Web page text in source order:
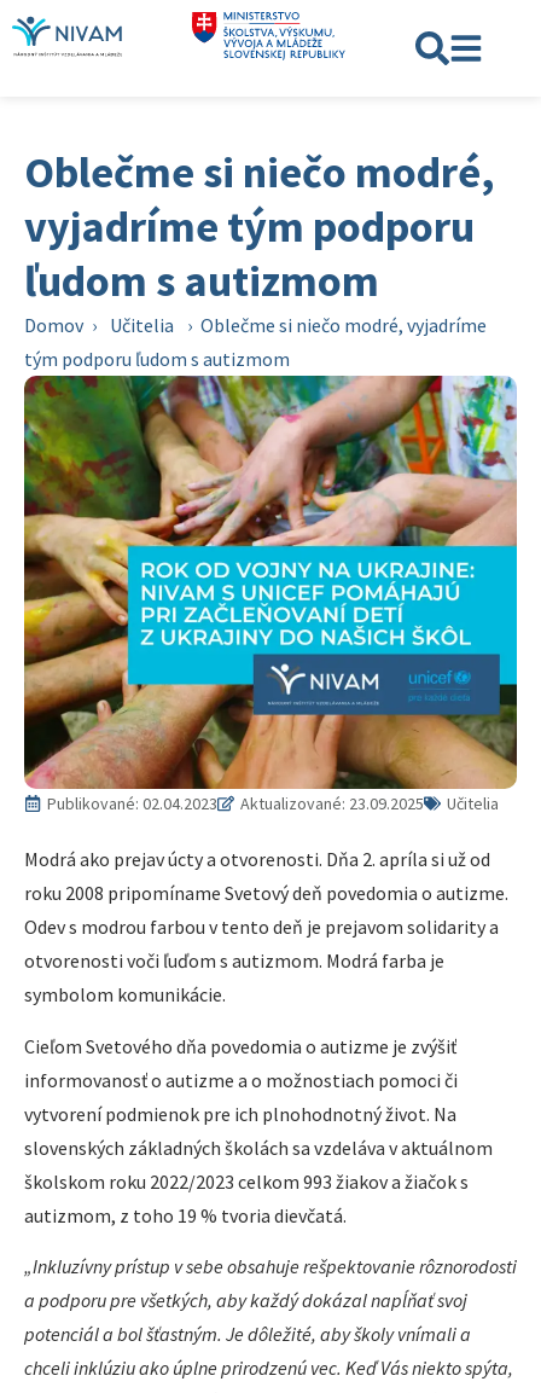
Oblečme si niečo modré,
vyjadríme tým podporu
ľudom s autizmom
Domov › Učitelia › Oblečme si niečo modré, vyjadríme
tým podporu ľudom s autizmom
Publikované: 02.04.2023 Aktualizované: 23.09.2025 Učitelia
Modrá ako prejav úcty a otvorenosti. Dňa 2. apríla si už od
roku 2008 pripomíname Svetový deň povedomia o autizme.
Odev s modrou farbou v tento deň je prejavom solidarity a
otvorenosti voči ľuďom s autizmom. Modrá farba je
symbolom komunikácie.
Cieľom Svetového dňa povedomia o autizme je zvýšiť
informovanosť o autizme a o možnostiach pomoci či
vytvorení podmienok pre ich plnohodnotný život. Na
slovenských základných školách sa vzdeláva v aktuálnom
školskom roku 2022/2023 celkom 993 žiakov a žiačok s
autizmom, z toho 19 % tvoria dievčatá.
„Inkluzívny prístup v sebe obsahuje rešpektovanie rôznorodosti
a podporu pre všetkých, aby každý dokázal napĺňať svoj
potenciál a bol šťastným. Je dôležité, aby školy vnímali a
chceli inklúziu ako úplne prirodzenú vec. Keď Vás niekto spýta,